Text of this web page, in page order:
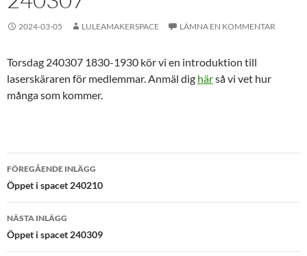
2024-03-05 LULEAMAKERSPACE LÄMNA EN KOMMENTAR
Torsdag 240307 1830-1930 kör vi en introduktion till
laserskäraren för medlemmar. Anmäl dig härså vi vet hur
många som kommer.
Inläggsnavigering
FÖREGÅENDE INLÄGG
Öppet i spacet 240210
NÄSTA INLÄGG
Öppet i spacet 240309